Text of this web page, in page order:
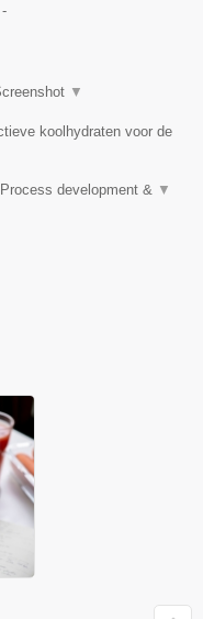
-
▼
koolhydraten voor de
development & ▼